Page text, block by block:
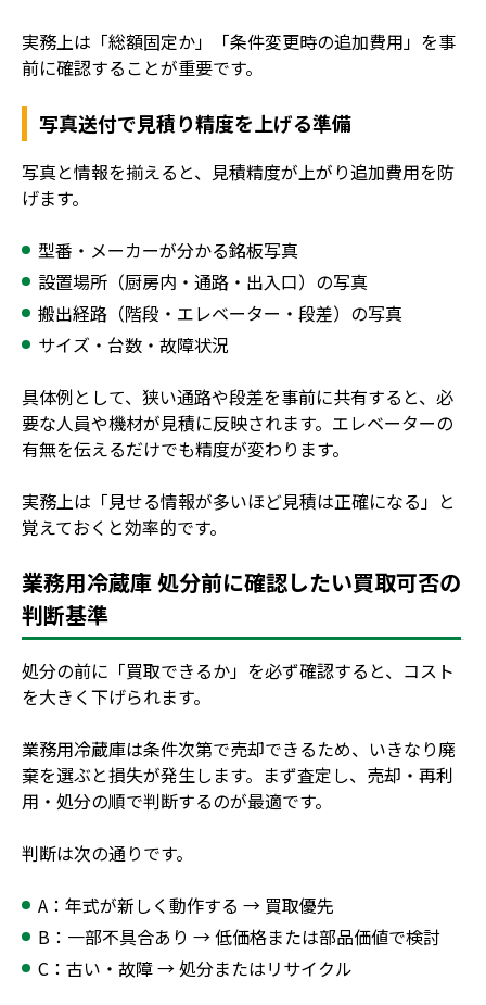
実務上は「総額固定か」「条件変更時の追加費用」を事
前に確認することが重要です。
写真送付で見積り精度を上げる準備
写真と情報を揃えると、見積精度が上がり追加費用を防
げます。
型番・メーカーが分かる銘板写真
設置場所（厨房内・通路・出入口）の写真
搬出経路（階段・エレベーター・段差）の写真
サイズ・台数・故障状況
具体例として、狭い通路や段差を事前に共有すると、必
要な人員や機材が見積に反映されます。エレベーターの
有無を伝えるだけでも精度が変わります。
実務上は「見せる情報が多いほど見積は正確になる」と
覚えておくと効率的です。
業務用冷蔵庫 処分前に確認したい買取可否の
判断基準
処分の前に「買取できるか」を必ず確認すると、コスト
を大きく下げられます。
業務用冷蔵庫は条件次第で売却できるため、いきなり廃
棄を選ぶと損失が発生します。まず査定し、売却・再利
用・処分の順で判断するのが最適です。
判断は次の通りです。
A：年式が新しく動作する → 買取優先
B：一部不具合あり → 低価格または部品価値で検討
C：古い・故障 → 処分またはリサイクル